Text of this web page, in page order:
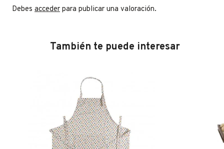
Debes acceder para publicar una valoración.
También te puede interesar